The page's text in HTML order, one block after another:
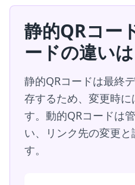
静的QRコー
ードの違い
静的QRコードは最終
存するため、変更時
す。動的QRコードは
い、リンク先の変更
す。